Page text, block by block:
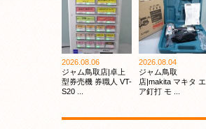
2026.08.06
ジャム鳥取店|卓上
型券売機 券職人 VT-
S20 ...
2026.08.04
ジャム鳥取
店|makita マキタ エ
ア釘打 モ ...